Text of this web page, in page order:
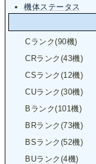
機体ステータス
Cランク(90機)
CRランク(43機)
CSランク(12機)
CUランク(30機)
Bランク(101機)
BRランク(73機)
BSランク(52機)
BUランク(4機)